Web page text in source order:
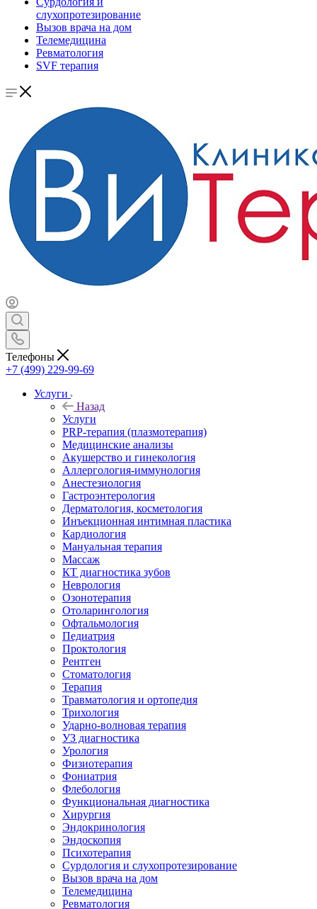
слухопротезирование
Вызов врача на дом
Телемедицина
Ревматология
SVF терапия
Телефоны
+7 (499) 229-99-69
Услуги
Назад
Услуги
PRP-терапия (плазмотерапия)
Медицинские анализы
Акушерство и гинекология
Аллергология-иммунология
Анестезиология
Гастроэнтерология
Дерматология, косметология
Инъекционная интимная пластика
Кардиология
Мануальная терапия
Массаж
КТ диагностика зубов
Неврология
Озонотерапия
Отоларингология
Офтальмология
Педиатрия
Проктология
Рентген
Стоматология
Терапия
Травматология и ортопедия
Трихология
Ударно-волновая терапия
УЗ диагностика
Урология
Физиотерапия
Фониатрия
Флебология
Функциональная диагностика
Хирургия
Эндокринология
Эндоскопия
Психотерапия
Сурдология и слухопротезирование
Вызов врача на дом
Телемедицина
Ревматология